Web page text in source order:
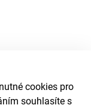
cookies pro
souhlasíte s